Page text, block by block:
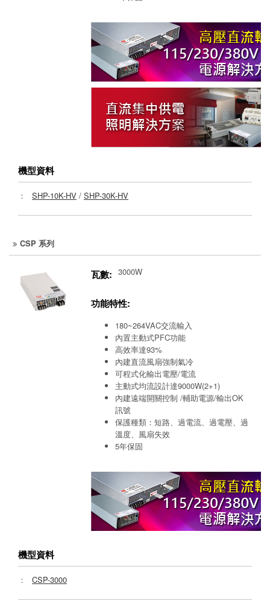
機型資料
： SHP-10K-HV / SHP-30K-HV
CSP 系列
瓦數: 3000W
功能特性:
180~264VAC交流輸入
內置主動式PFC功能
高效率達93%
內建直流風扇強制氣冷
可程式化輸出電壓/電流
主動式均流設計達9000W(2+1)
內建遠端開關控制 /輔助電源/輸出OK
訊號
保護種類：短路、過電流、過電壓、過
溫度、風扇失效
5年保固
機型資料
： CSP-3000